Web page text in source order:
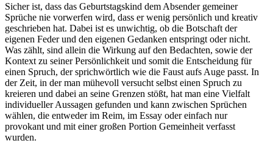
Sicher ist, dass das Geburtstagskind dem Absender gemeiner
Sprüche nie vorwerfen wird, dass er wenig persönlich und kreativ
geschrieben hat. Dabei ist es unwichtig, ob die Botschaft der
eigenen Feder und den eigenen Gedanken entspringt oder nicht.
Was zählt, sind allein die Wirkung auf den Bedachten, sowie der
Kontext zu seiner Persönlichkeit und somit die Entscheidung für
einen Spruch, der sprichwörtlich wie die Faust aufs Auge passt. In
der Zeit, in der man mühevoll versucht selbst einen Spruch zu
kreieren und dabei an seine Grenzen stößt, hat man eine Vielfalt
individueller Aussagen gefunden und kann zwischen Sprüchen
wählen, die entweder im Reim, im Essay oder einfach nur
provokant und mit einer großen Portion Gemeinheit verfasst
wurden.